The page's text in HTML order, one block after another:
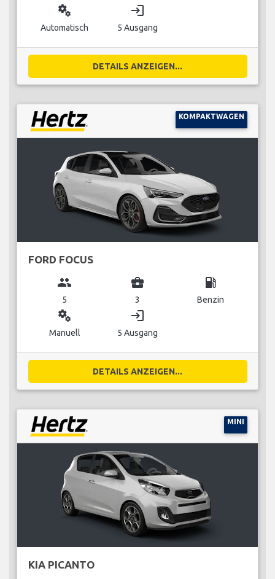
miscellaneous_services
Automatisch
login
5 Ausgang
DETAILS ANZEIGEN...
KOMPAKTWAGEN
FORD FOCUS
group
5
business_center
3
local_gas_station
Benzin
miscellaneous_services
Manuell
login
5 Ausgang
DETAILS ANZEIGEN...
MINI
KIA PICANTO